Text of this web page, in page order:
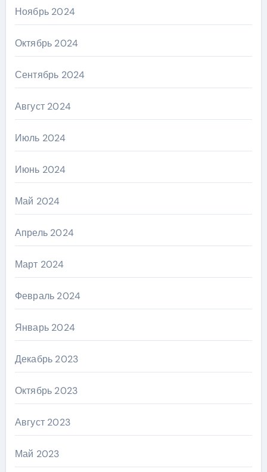
Ноябрь 2024
Октябрь 2024
Сентябрь 2024
Август 2024
Июль 2024
Июнь 2024
Май 2024
Апрель 2024
Март 2024
Февраль 2024
Январь 2024
Декабрь 2023
Октябрь 2023
Август 2023
Май 2023